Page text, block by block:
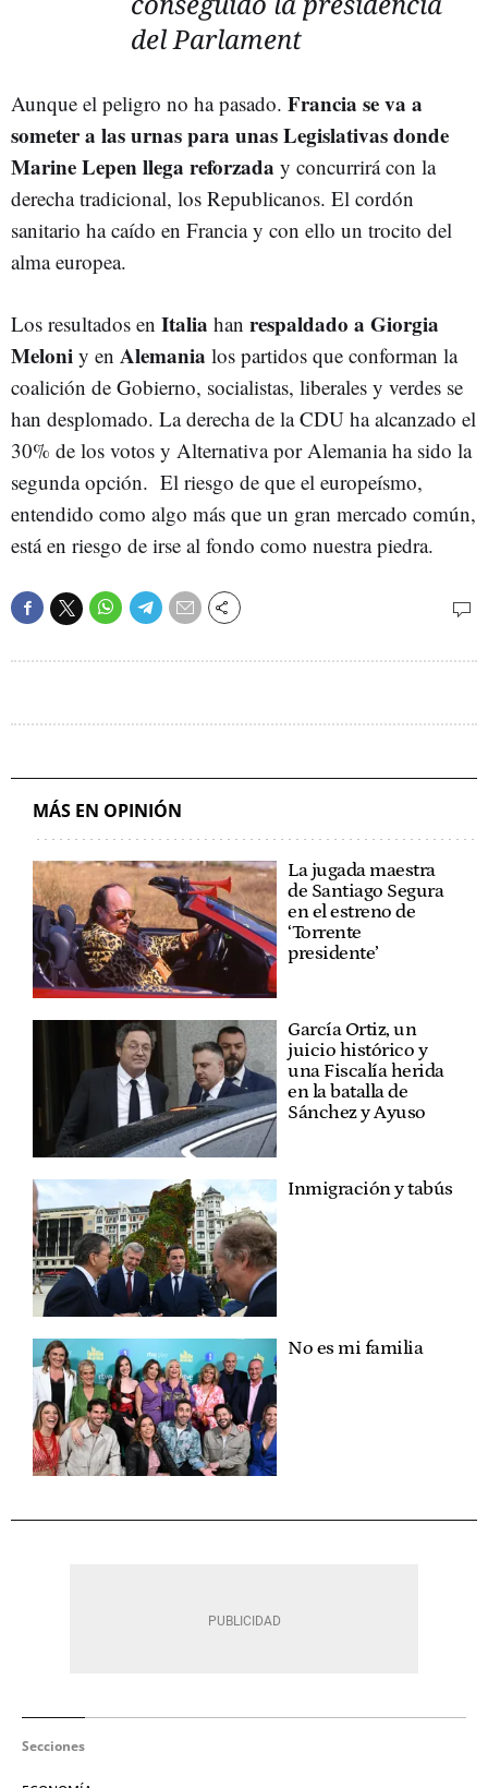
del Parlament
Aunque el peligro no ha pasado. Francia se va a
someter a las urnas para unas Legislativas donde
Marine Lepen llega reforzada y concurrirá con la
derecha tradicional, los Republicanos. El cordón
sanitario ha caído en Francia y con ello un trocito del
alma europea.
Los resultados en Italia han respaldado a Giorgia
Meloni y en Alemania los partidos que conforman la
coalición de Gobierno, socialistas, liberales y verdes se
han desplomado. La derecha de la CDU ha alcanzado el
30% de los votos y Alternativa por Alemania ha sido la
segunda opción. El riesgo de que el europeísmo,
entendido como algo más que un gran mercado común,
está en riesgo de irse al fondo como nuestra piedra.
MÁS EN OPINIÓN
La jugada maestra
de Santiago Segura
en el estreno de
‘Torrente
presidente’
García Ortiz, un
juicio histórico y
una Fiscalía herida
en la batalla de
Sánchez y Ayuso
Inmigración y tabús
No es mi familia
Secciones